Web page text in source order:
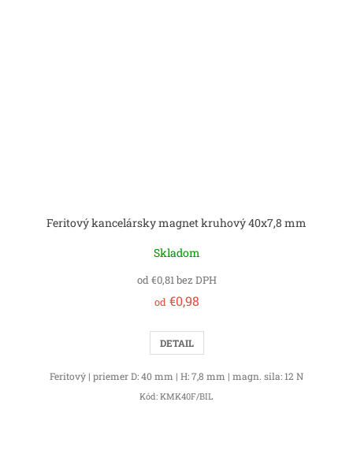
Feritový kancelársky magnet kruhový 40x7,8 mm
Skladom
od €0,81 bez DPH
od €0,98
DETAIL
Feritový | priemer D: 40 mm | H: 7,8 mm | magn. sila: 12 N
Kód: KMK40F/BIL